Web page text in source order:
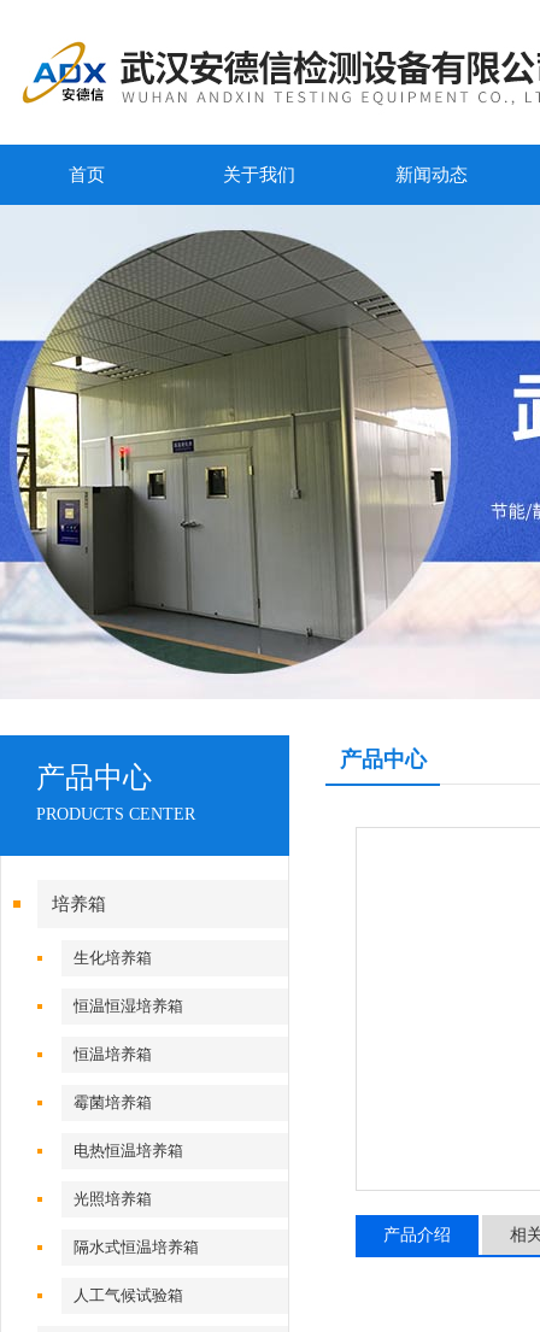
首页 关于我们 新闻动态
产品中心
PRODUCTS CENTER
培养箱
生化培养箱
恒温恒湿培养箱
恒温培养箱
霉菌培养箱
电热恒温培养箱
光照培养箱
隔水式恒温培养箱
人工气候试验箱
产品中心
产品介绍 相